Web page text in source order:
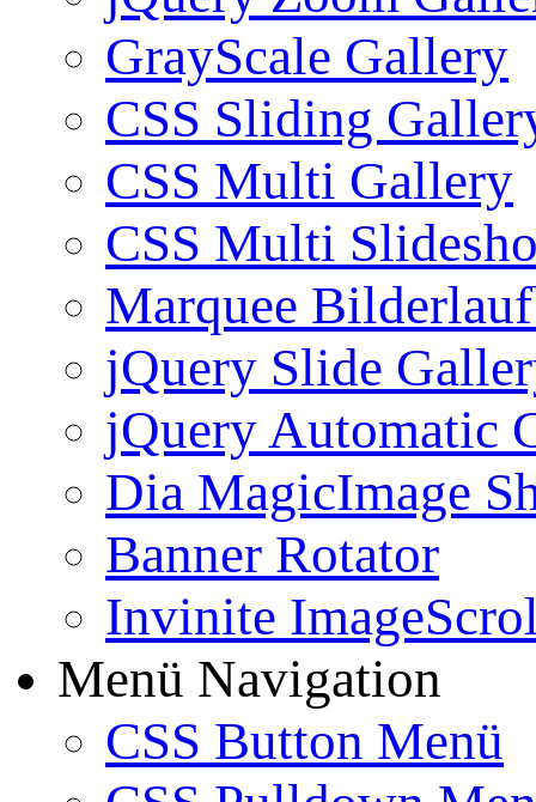
GrayScale Gallery
CSS Sliding
CSS Multi Gallery
CSS Multi
Marquee
jQuery Slide
jQuery Automatic
Dia MagicImage
Banner Rotator
Invinite
Menü Navigation
CSS Button Menü